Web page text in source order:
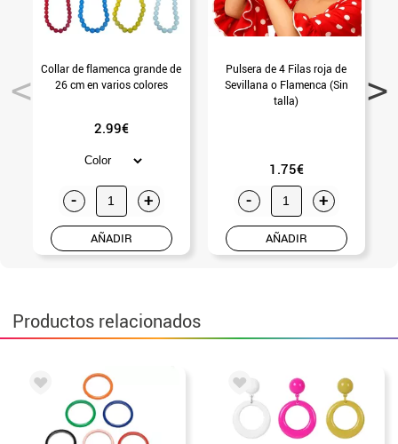
Collar de flamenca grande de
26 cm en varios colores
2.99€
- +
AÑADIR
Pulsera de 4 Filas roja de
Sevillana o Flamenca (Sin
talla)
1.75€
- +
AÑADIR
Productos relacionados